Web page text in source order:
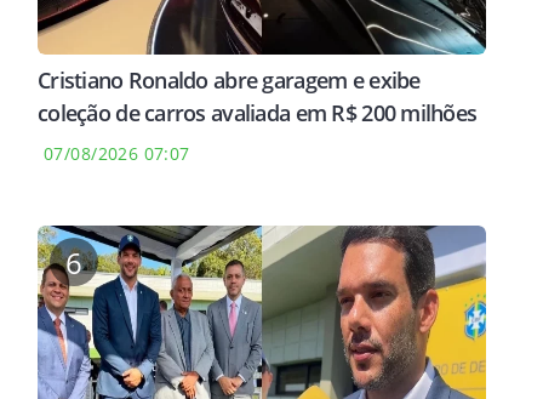
Cristiano Ronaldo abre garagem e exibe
coleção de carros avaliada em R$ 200 milhões
07/08/2026 07:07
6